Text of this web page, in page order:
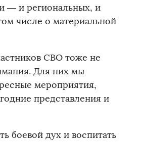
— и региональных, и
числе о материальной
СВО тоже не
Для них мы
мероприятия,
представления и
боевой дух и воспитать